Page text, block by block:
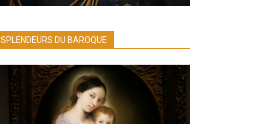
SPLENDEURS DU BAROQUE